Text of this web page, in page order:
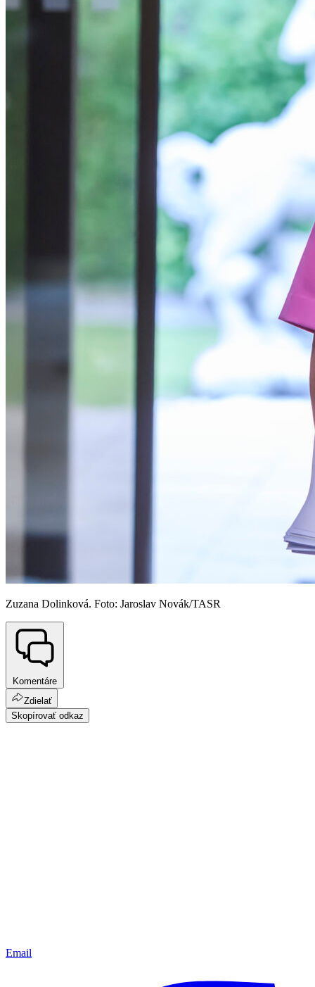
Zuzana Dolinková. Foto: Jaroslav Novák/TASR
Komentáre
Zdielať
Skopírovať odkaz
Email